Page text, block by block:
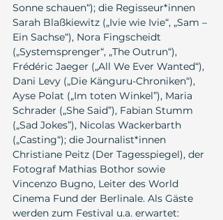
Sonne schauen“); die Regisseur*innen
Sarah Blaßkiewitz („Ivie wie Ivie“, „Sam –
Ein Sachse“), Nora Fingscheidt
(„Systemsprenger“, „The Outrun“),
Frédéric Jaeger („All We Ever Wanted“),
Dani Levy („Die Känguru-Chroniken“),
Ayse Polat („Im toten Winkel”), Maria
Schrader („She Said”), Fabian Stumm
(„Sad Jokes”), Nicolas Wackerbarth
(„Casting“); die Journalist*innen
Christiane Peitz (Der Tagesspiegel), der
Fotograf Mathias Bothor sowie
Vincenzo Bugno, Leiter des World
Cinema Fund der Berlinale. Als Gäste
werden zum Festival u.a. erwartet: